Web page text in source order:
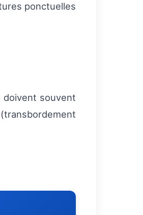
ponctuelles
doivent souvent